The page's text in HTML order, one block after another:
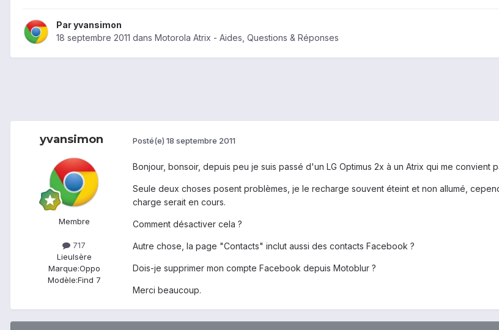
Paryvansimon
18 septembre 2011 dans Motorola Atrix - Aides, Questions & Réponses
yvansimon
Membre
717
LieuIsère
Marque:Oppo
Modèle:Find 7
Posté(e) 18 septembre 2011
Bonjour, bonsoir, depuis peu je suis passé d'un LG Optimus 2x à un Atrix qui me convient
Seule deux choses posent problèmes, je le recharge souvent éteint et non allumé,
charge serait en cours.
Comment désactiver cela ?
Autre chose, la page "Contacts" inclut aussi des contacts Facebook ?
Dois-je supprimer mon compte Facebook depuis Motoblur ?
Merci beaucoup.